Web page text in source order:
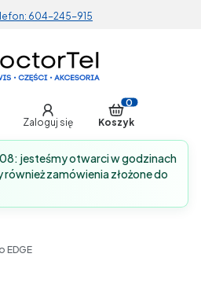
604-245-915
wyszukiwarkę
Zaloguj się
Produkty w
Koszyk
jesteśmy otwarci w godzinach
zamówienia złożone do
EDGE